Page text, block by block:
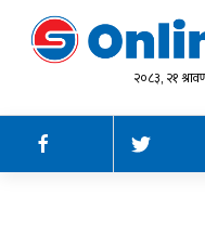
२०८३, २१